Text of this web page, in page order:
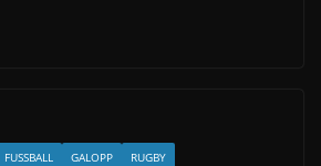
FUSSBALL GALOPP
RUGBY